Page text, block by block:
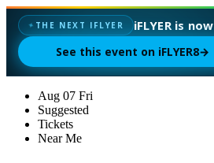
✦ THE NEXT IFLYER iFLYER is now
See this event on iFLYER8→
Aug 07 Fri
Suggested
Tickets
Near Me